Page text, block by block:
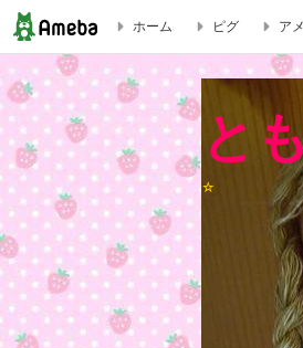
京都利休園「宇治抹茶&黒ほう
ホーム ピグ ア
と
☆